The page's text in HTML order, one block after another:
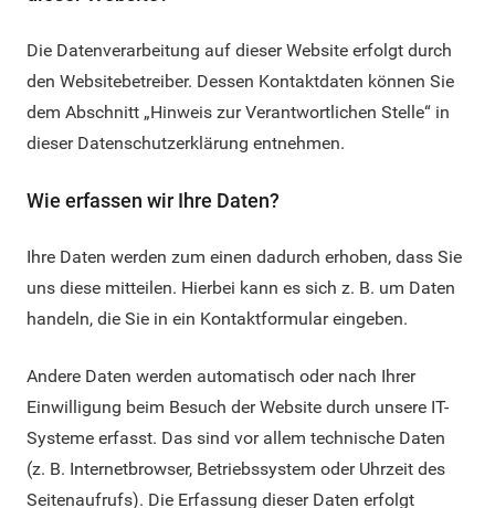
Die Datenverarbeitung auf dieser Website erfolgt durch
den Websitebetreiber. Dessen Kontaktdaten können Sie
dem Abschnitt „Hinweis zur Verantwortlichen Stelle“ in
dieser Datenschutzerklärung entnehmen.
Wie erfassen wir Ihre Daten?
Ihre Daten werden zum einen dadurch erhoben, dass Sie
uns diese mitteilen. Hierbei kann es sich z. B. um Daten
handeln, die Sie in ein Kontaktformular eingeben.
Andere Daten werden automatisch oder nach Ihrer
Einwilligung beim Besuch der Website durch unsere IT-
Systeme erfasst. Das sind vor allem technische Daten
(z. B. Internetbrowser, Betriebssystem oder Uhrzeit des
Seitenaufrufs). Die Erfassung dieser Daten erfolgt